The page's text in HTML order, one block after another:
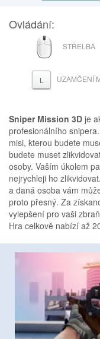
Ovládání:
MYŠ
STŘELBA
L UZAMČENÍ
Sniper Mission 3D je
profesionálního
misi, kterou budete
budete muset
osoby. Vaším úkolem
nejrychleji ho
a daná osoba vám
proto přesný. Za
vylepšení pro vaši
Hra celkově nabízí až